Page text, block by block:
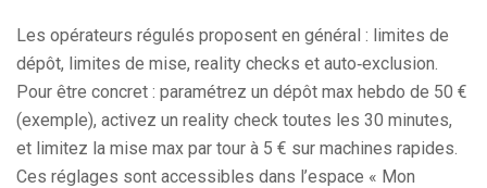
Les opérateurs régulés proposent en général : limites de
dépôt, limites de mise, reality checks et auto‑exclusion.
Pour être concret : paramétrez un dépôt max hebdo de 50 €
(exemple), activez un reality check toutes les 30 minutes,
et limitez la mise max par tour à 5 € sur machines rapides.
Ces réglages sont accessibles dans l’espace « Mon